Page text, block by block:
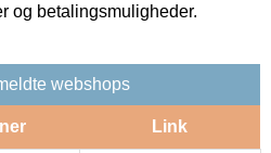
og betalingsmuligheder.
webshops
Link